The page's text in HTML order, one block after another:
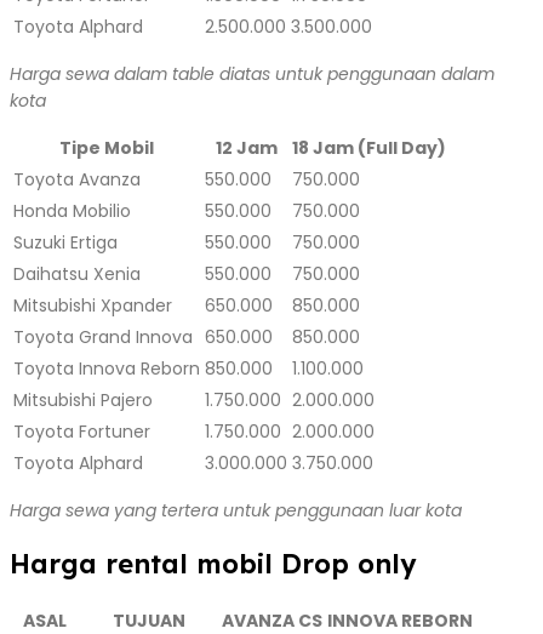
Toyota Alphard
2.500.000 3.500.000
Harga sewa dalam table diatas untuk penggunaan dalam
kota
Tipe Mobil
12 Jam
18 Jam (Full Day)
Toyota Avanza
550.000
750.000
Honda Mobilio
550.000
750.000
Suzuki Ertiga
550.000
750.000
Daihatsu Xenia
550.000
750.000
Mitsubishi Xpander
650.000
850.000
Toyota Grand Innova 650.000
850.000
Toyota Innova Reborn 850.000
1.100.000
Mitsubishi Pajero
1.750.000 2.000.000
Toyota Fortuner
1.750.000 2.000.000
Toyota Alphard
3.000.000 3.750.000
Harga sewa yang tertera untuk penggunaan luar kota
Harga rental mobil Drop only
ASAL TUJUAN AVANZA CS INNOVA REBORN